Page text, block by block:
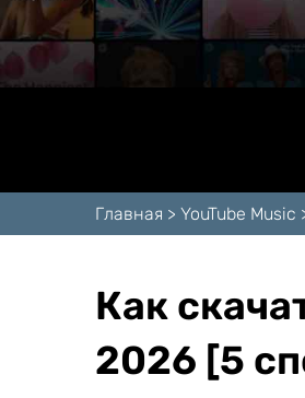
Главная > YouTube Music
Как
2026 [5